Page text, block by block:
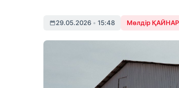
29.05.2026 • 15:48 Мөлдір ҚАЙНАР